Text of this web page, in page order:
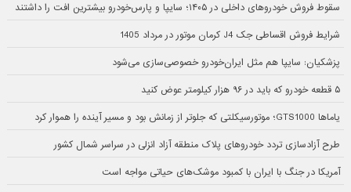
سقوط فروش خودروهای داخلی در ۱۴۰۵؛ سایپا و پارس‌خودرو بیشترین افت را داشتند
شرایط فروش اقساطی جک J4 کرمان موتور در مرداد 1405
پزشکیان: سایپا هم مثل ایران‌خودرو خصوصی‌سازی می‌شود
۵ قطعه خودرو که باید در ۹۶ هزار کیلومتر عوض کنید
یاماها GTS1000؛ موتورسیکلتی که جلوتر از زمانش بود و مسیر آینده را هموار کرد
طرح آزادسازی تردد خودروهای پلاک منطقه آزاد انزلی در سراسر شمال کشور
آمریکا در جنگ با ایران با کمبود موشک‌های حیاتی مواجه است